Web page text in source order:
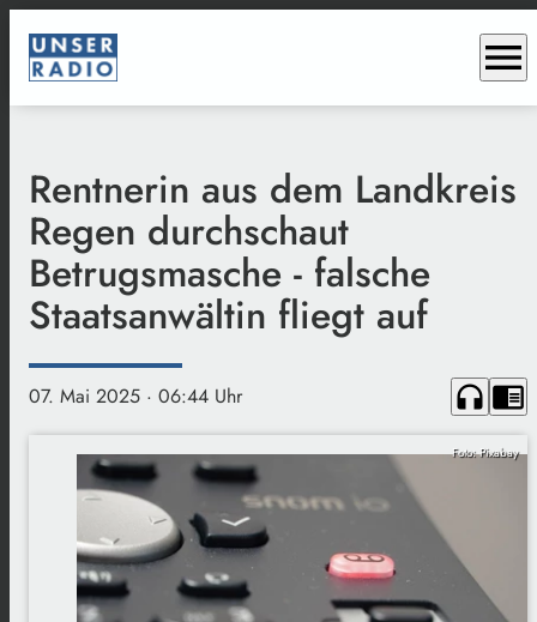
menu
Rentnerin aus dem Landkreis
Regen durchschaut
Betrugsmasche - falsche
Staatsanwältin fliegt auf
07. Mai 2025 · 06:44 Uhr headphones chrome_reader_mode
Foto: Pixabay